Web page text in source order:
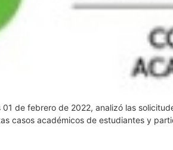
de febrero de 2022, analizó las
casos académicos de estudiantes y